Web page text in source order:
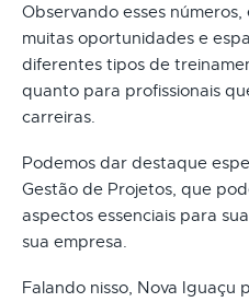
Observando esses
muitas oportunidades e
diferentes tipos de
quanto para profissionais
carreiras.
Podemos dar destaque
Gestão de Projetos, que
aspectos essenciais para
sua empresa.
Falando nisso, Nova Iguaçu